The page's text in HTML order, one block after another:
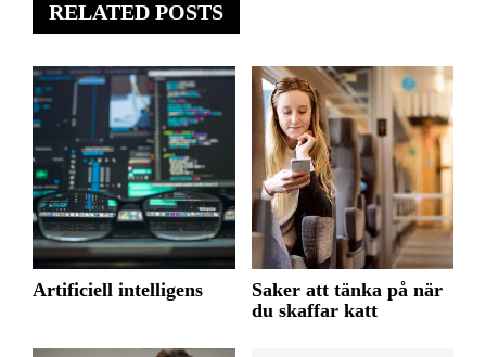
RELATED POSTS
Artificiell intelligens
Saker att tänka på när
du skaffar katt